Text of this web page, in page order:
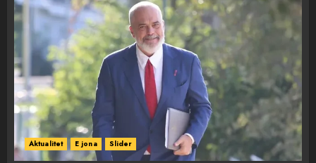
Aktualitet E jona Slider